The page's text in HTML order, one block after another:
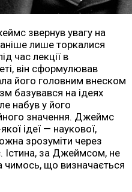
звернув увагу на
лише торкалися
час лекції в
він сформулював
його головним внеском
базувався на ідеях
набув у його
значення. Джеймс
ідеї — наукової,
зрозуміти через
Істина, за Джеймсом, не
чимось, що визначається